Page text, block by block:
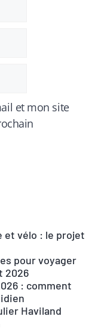
et mon site
vélo : le projet
pour voyager
2026
: comment
Haviland